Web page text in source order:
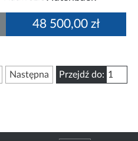
48 500,00 zł
Następna Przejdź do: